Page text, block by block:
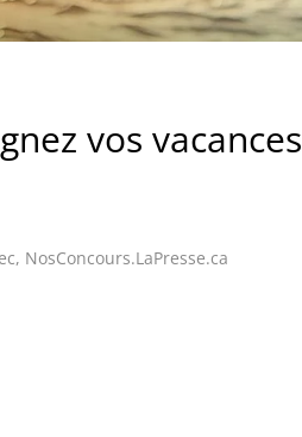
vos vacances
, NosConcours.LaPresse.ca